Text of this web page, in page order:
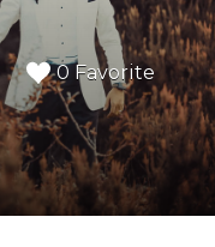
0 Favorite